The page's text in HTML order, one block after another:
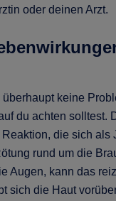
oder deinen Arzt.
keine
du achten solltest.
die sich als
rund um die
Augen, kann das
sich die Haut